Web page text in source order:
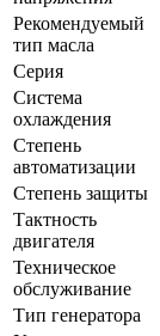
Рекомендуемый
тип масла
Серия
Система
охлаждения
Степень
автоматизации
Степень защиты
Тактность
двигателя
Техническое
обслуживание
Тип генератора